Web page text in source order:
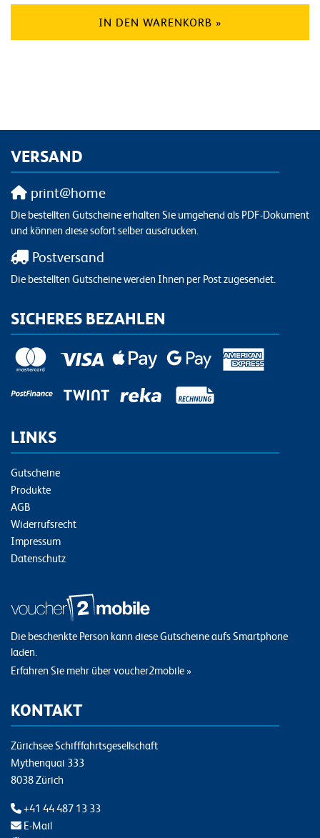
IN DEN WARENKORB »
VERSAND
print@home
Die bestellten Gutscheine erhalten Sie umgehend als PDF-Dokument
und können diese sofort selber ausdrucken.
Postversand
Die bestellten Gutscheine werden Ihnen per Post zugesendet.
SICHERES BEZAHLEN
LINKS
Gutscheine
Produkte
AGB
Widerrufsrecht
Impressum
Datenschutz
Die beschenkte Person kann diese Gutscheine aufs Smartphone
laden.
Erfahren Sie mehr über voucher2mobile »
KONTAKT
Zürichsee Schifffahrtsgesellschaft
Mythenquai 333
8038 Zürich
+41 44 487 13 33
E-Mail